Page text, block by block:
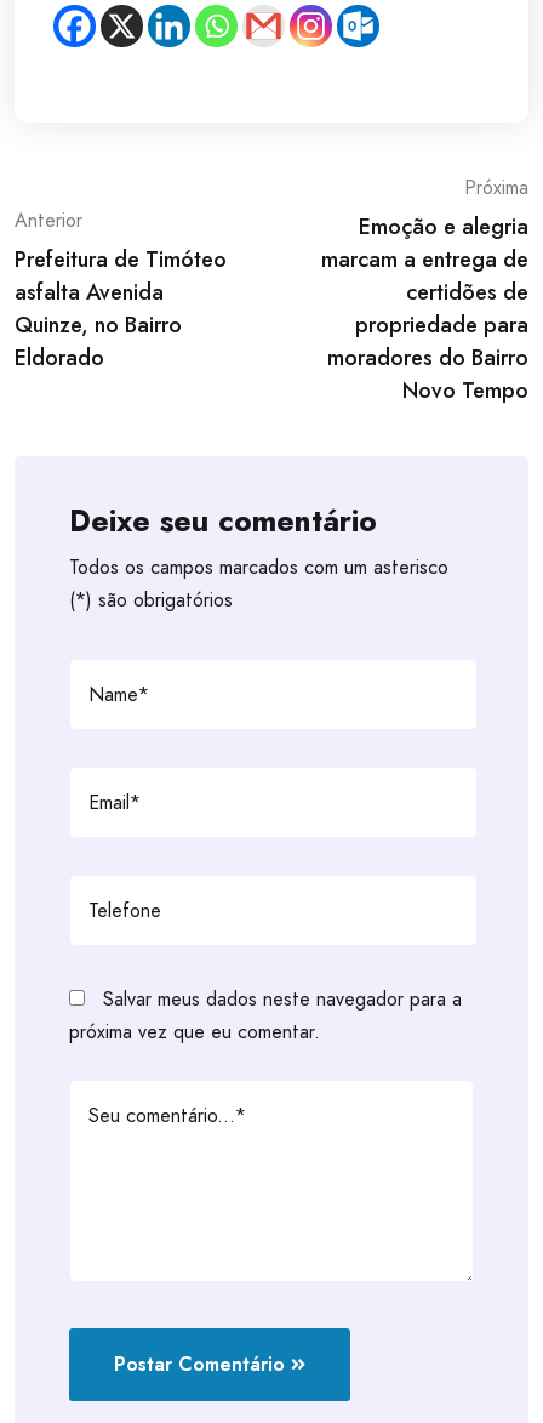
Post
navigation
Anterior
Prefeitura de Timóteo
asfalta Avenida
Quinze, no Bairro
Eldorado
Próxima
Emoção e alegria
marcam a entrega de
certidões de
propriedade para
moradores do Bairro
Novo Tempo
Deixe seu comentário
Todos os campos marcados com um asterisco
(*) são obrigatórios
Salvar meus dados neste navegador para a
próxima vez que eu comentar.
Postar Comentário